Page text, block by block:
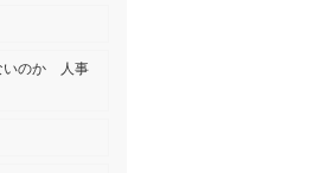
いのか 人事